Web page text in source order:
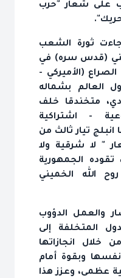
على شعار "حرب
ثورة الشعب
(قدس سره) في
(الأميركي -
العالم بشماله
متخندقا خلف
- اشتراكية
انبلج تيار ثالث من
" لا شرقية ولا
تقوده الجمهورية
روح الله الخميني
والعمل الدؤوب
المتخلفة إلى
خلال انجازاتها
نفسها وبقوة أمام
عظمى، وعزز هذا